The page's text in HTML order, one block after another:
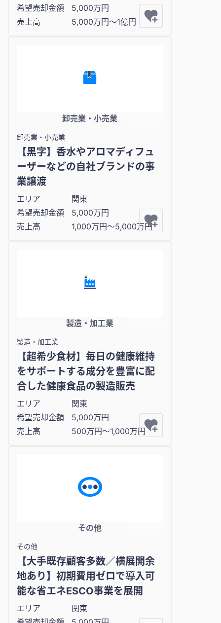
希望売却金額
5,000万円
売上高
5,000万円〜1億円
卸売業・小売業
卸売業・小売業
【黒字】香水やアロマディフュ
ーザーなどの自社ブランドの事
業譲渡
エリア
関東
希望売却金額
5,000万円
売上高
1,000万円〜5,000万円
製造・加工業
製造・加工業
【超希少食材】毎日の健康維持
をサポートする成分を豊富に配
合した健康食品の製造販売
エリア
関東
希望売却金額
5,000万円
売上高
500万円〜1,000万円
その他
その他
【大手既存顧客多数／横展開余
地あり】初期費用ゼロで導入可
能な省エネESCO事業を展開
エリア
関東